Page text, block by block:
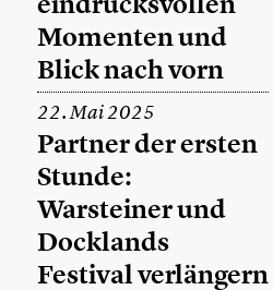
Momenten und
Blick nach vorn
22. Mai 2025
Partner der ersten
Stunde:
Warsteiner und
Docklands
Festival verlängern